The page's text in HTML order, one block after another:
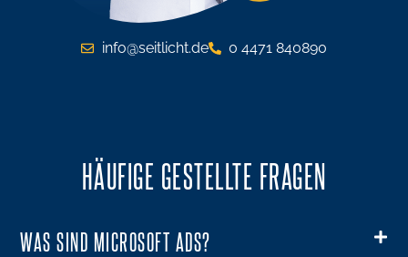
info@seitlicht.de 0 4471 840890
HÄUFIGE GESTELLTE FRAGEN
WAS SIND MICROSOFT ADS?